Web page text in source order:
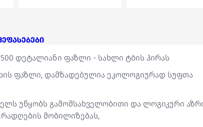
500 დეტალიანი ფაზლი - სახლი ტბის პირას
ფაზლი, დამზადებულია ეკოლოგიურად სუფთა
უწყობს გამომსახველობითი და ლოგიკური
მობილიზებას,